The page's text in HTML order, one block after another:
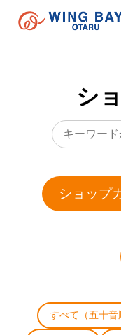
シ
ショップ
すべて（五十音